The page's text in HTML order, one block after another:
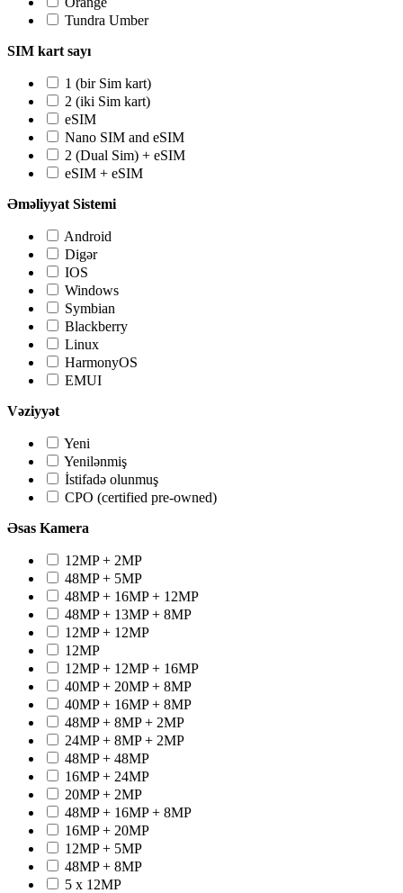
Tundra Umber
SIM kart sayı
1 (bir Sim kart)
2 (iki Sim kart)
eSIM
Nano SIM and eSIM
2 (Dual Sim) + eSIM
eSIM + eSIM
Əməliyyat Sistemi
Android
Digər
IOS
Windows
Symbian
Blackberry
Linux
HarmonyOS
EMUI
Vəziyyət
Yeni
Yenilənmiş
İstifadə olunmuş
CPO (certified pre-owned)
Əsas Kamera
12MP + 2MP
48MP + 5MP
48MP + 16MP + 12MP
48MP + 13MP + 8MP
12MP + 12MP
12MP
12MP + 12MP + 16MP
40MP + 20MP + 8MP
40MP + 16MP + 8MP
48MP + 8MP + 2MP
24MP + 8MP + 2MP
48MP + 48MP
16MP + 24MP
20MP + 2MP
48MP + 16MP + 8MP
16MP + 20MP
12MP + 5MP
48MP + 8MP
5 x 12MP